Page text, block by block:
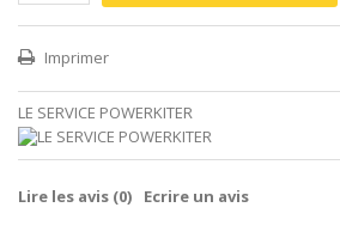
Imprimer
LE SERVICE POWERKITER
Lire les avis (0) Ecrire un avis